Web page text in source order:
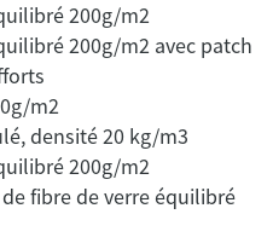
200g/m2
200g/m2 avec patch
m2
densité 20 kg/m3
200g/m2
fibre de verre équilibré